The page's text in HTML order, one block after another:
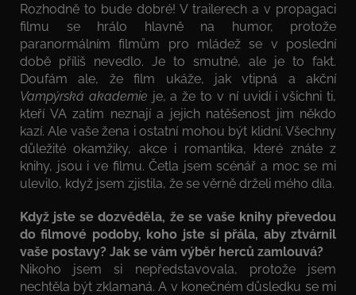
Rozhodně to bude dobré! V trailerech a v propagaci
filmu se hrálo hlavně na humor, protože
paranormálním filmům pro mládež se v poslední
době příliš nevedlo. Je to smutné, ale je to fakt.
Doufám ale, že film ukáže, jak vtipná a akční
Vampýrská akademie je, a že to v ní uvidí i všichni ti,
kteří VA zatím neznají a jejich natěšenost jim někdo
kazí. Ale vaše žena i ostatní mohou být klidní. Všechny
důležité okamžiky, akce i romantika, které znáte z
knihy, jsou i ve filmu. Četla jsem scénář a moc se mi
ulevilo, když jsem zjistila, že se věrně drželi mého díla.
Když jste se dozvěděla, že se vaše knihy převedou
do filmové podoby, koho jste si přála, aby ztvárnil
vaše postavy? Jak se vám výběr herců zamlouvá?
Nikoho jsem si nepředstavovala, protože jsem
nechtěla být zklamaná. A v konečném důsledku se mi